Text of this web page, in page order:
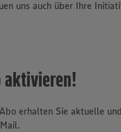
uns auch über Ihre
aktivieren!
erhalten Sie aktuelle